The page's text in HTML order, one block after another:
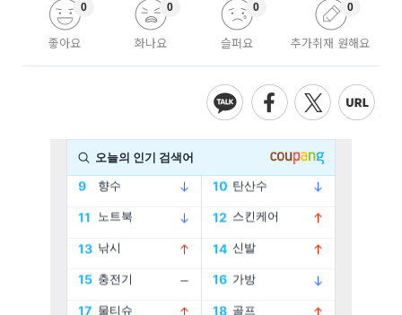
좋아요
0
화나요
0
슬퍼요
0
추가취재 원해요
0